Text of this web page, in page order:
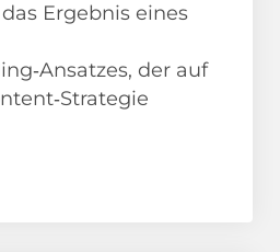
Ergebnis eines
der auf